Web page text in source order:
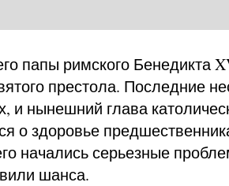
папы римского Бенедикта
престола. Последние
и нынешний глава
о здоровье
начались серьезные
шанса.